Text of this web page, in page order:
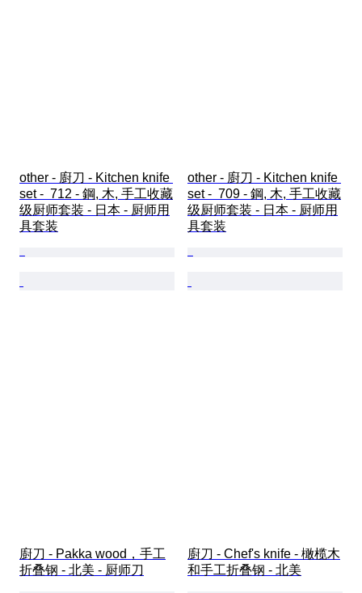
other - 廚刀 - Kitchen knife
set -  712 - 鋼, 木, 手工收藏
级厨师套装 - 日本 - 厨师用
具套装
other - 廚刀 - Kitchen knife
set -  709 - 鋼, 木, 手工收藏
级厨师套装 - 日本 - 厨师用
具套装
廚刀 - Pakka wood，手工
折叠钢 - 北美 - 厨师刀
廚刀 - Chef's knife - 橄榄木
和手工折叠钢 - 北美